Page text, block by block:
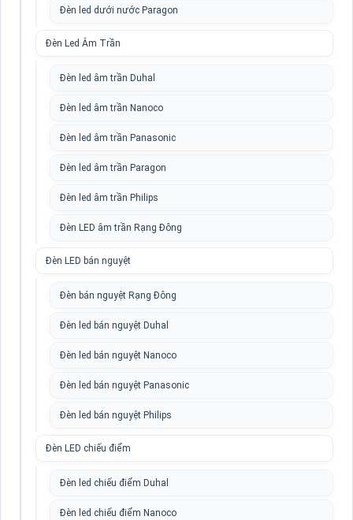
Đèn led dưới nước Paragon
Đèn Led Âm Trần
Đèn led âm trần Duhal
Đèn led âm trần Nanoco
Đèn led âm trần Panasonic
Đèn led âm trần Paragon
Đèn led âm trần Philips
Đèn LED âm trần Rạng Đông
Đèn LED bán nguyệt
Đèn bán nguyệt Rạng Đông
Đèn led bán nguyệt Duhal
Đèn led bán nguyệt Nanoco
Đèn led bán nguyệt Panasonic
Đèn led bán nguyệt Philips
Đèn LED chiếu điểm
Đèn led chiếu điểm Duhal
Đèn led chiếu điểm Nanoco